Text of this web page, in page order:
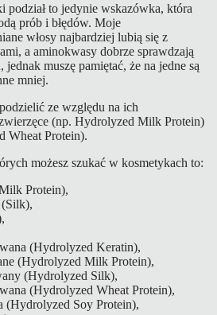
podział to jedynie wskazówka, która
prób i błędów. Moje
włosy najbardziej lubią się z
a aminokwasy dobrze sprawdzają
muszę pamiętać, że na jedne są
mniej.
ze względu na ich
(np. Hydrolyzed Milk Protein)
Wheat Protein).
możesz szukać w kosmetykach to:
Protein),
(Hydrolyzed Keratin),
(Hydrolyzed Milk Protein),
(Hydrolyzed Silk),
(Hydrolyzed Wheat Protein),
(Hydrolyzed Soy Protein),